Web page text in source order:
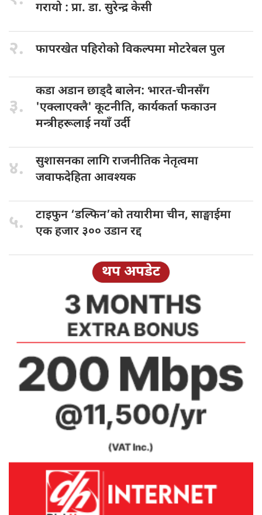
गरायो : प्रा. डा. सुरेन्द्र केसी
२. फापरखेत पहिरोकोविकल्पमा मोटरेबल पुल
३.
कडा अडानछाड्दै बालेन: भारत-चीनसँग
'एक्लाएक्लै' कूटनीति, कार्यकर्ता फकाउन
मन्त्रीहरूलाई नयाँ उर्दी
४. सुशासनका लागिराजनीतिक नेतृत्वमा
जवाफदेहिता आवश्यक
५. टाइफुन ‘डल्फिन’कोतयारीमा चीन, साङ्घाईमा
एक हजार ३०० उडान रद्द
थप अपडेट